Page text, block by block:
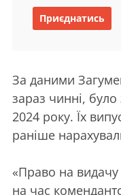
Приєднатись
За даними
зараз чинні,
2024 року. Їх
раніше
«Право на видачу
на час